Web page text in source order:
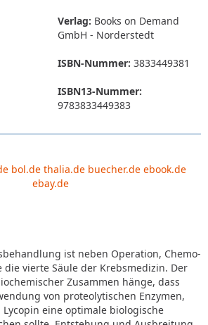
Verlag: Books on Demand
GmbH - Norderstedt
ISBN-Nummer: 3833449381
ISBN13-Nummer:
9783833449383
bol.de thalia.de buecher.de ebook.de
ebay.de
ist neben Operation, Chemo-
vierte Säule der Krebsmedizin. Der
Zusammen hänge, dass
von proteolytischen Enzymen,
eine optimale biologische